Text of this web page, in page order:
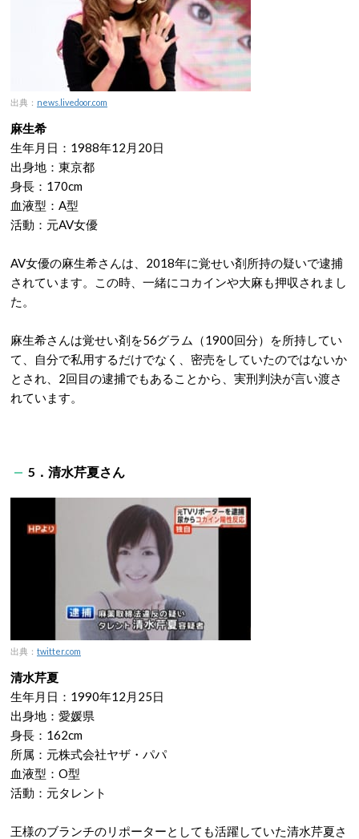
出典： news.livedoor.com
麻生希
生年月日：1988年12月20日
出身地：東京都
身長：170cm
血液型：A型
活動：元AV女優
AV女優の麻生希さんは、2018年に覚せい剤所持の疑いで逮捕
されています。この時、一緒にコカインや大麻も押収されまし
た。
麻生希さんは覚せい剤を56グラム（1900回分）を所持してい
て、自分で私用するだけでなく、密売をしていたのではないか
とされ、2回目の逮捕でもあることから、実刑判決が言い渡さ
れています。
5．清水芹夏さん
出典： twitter.com
清水芹夏
生年月日：1990年12月25日
出身地：愛媛県
身長：162cm
所属：元株式会社ヤザ・パパ
血液型：O型
活動：元タレント
王様のブランチのリポーターとしても活躍していた清水芹夏さ